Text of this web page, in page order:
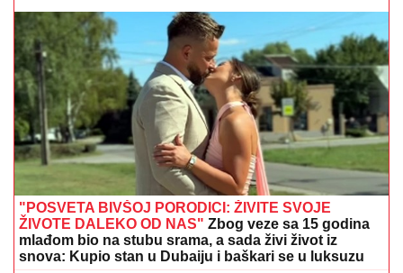
MIRKA VASILJEVIĆ SVA U CIRKONIMA, BOSILJČIĆ
RAZVEZAO KRAVATUPoznati prošetali crvenim
tepihom, pa usledio vatromet: Gala Videnović nakon
mnogo vremena u javnosti (Video)
PRONAĐEN NESTALI MLADIĆ IZ
BORČEPoznat po nadimku "Fifti"